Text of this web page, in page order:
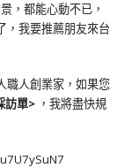
，都能心動不已，
，我要推薦朋友來台
職人創業家，如果您
訪單> ，我將盡快規